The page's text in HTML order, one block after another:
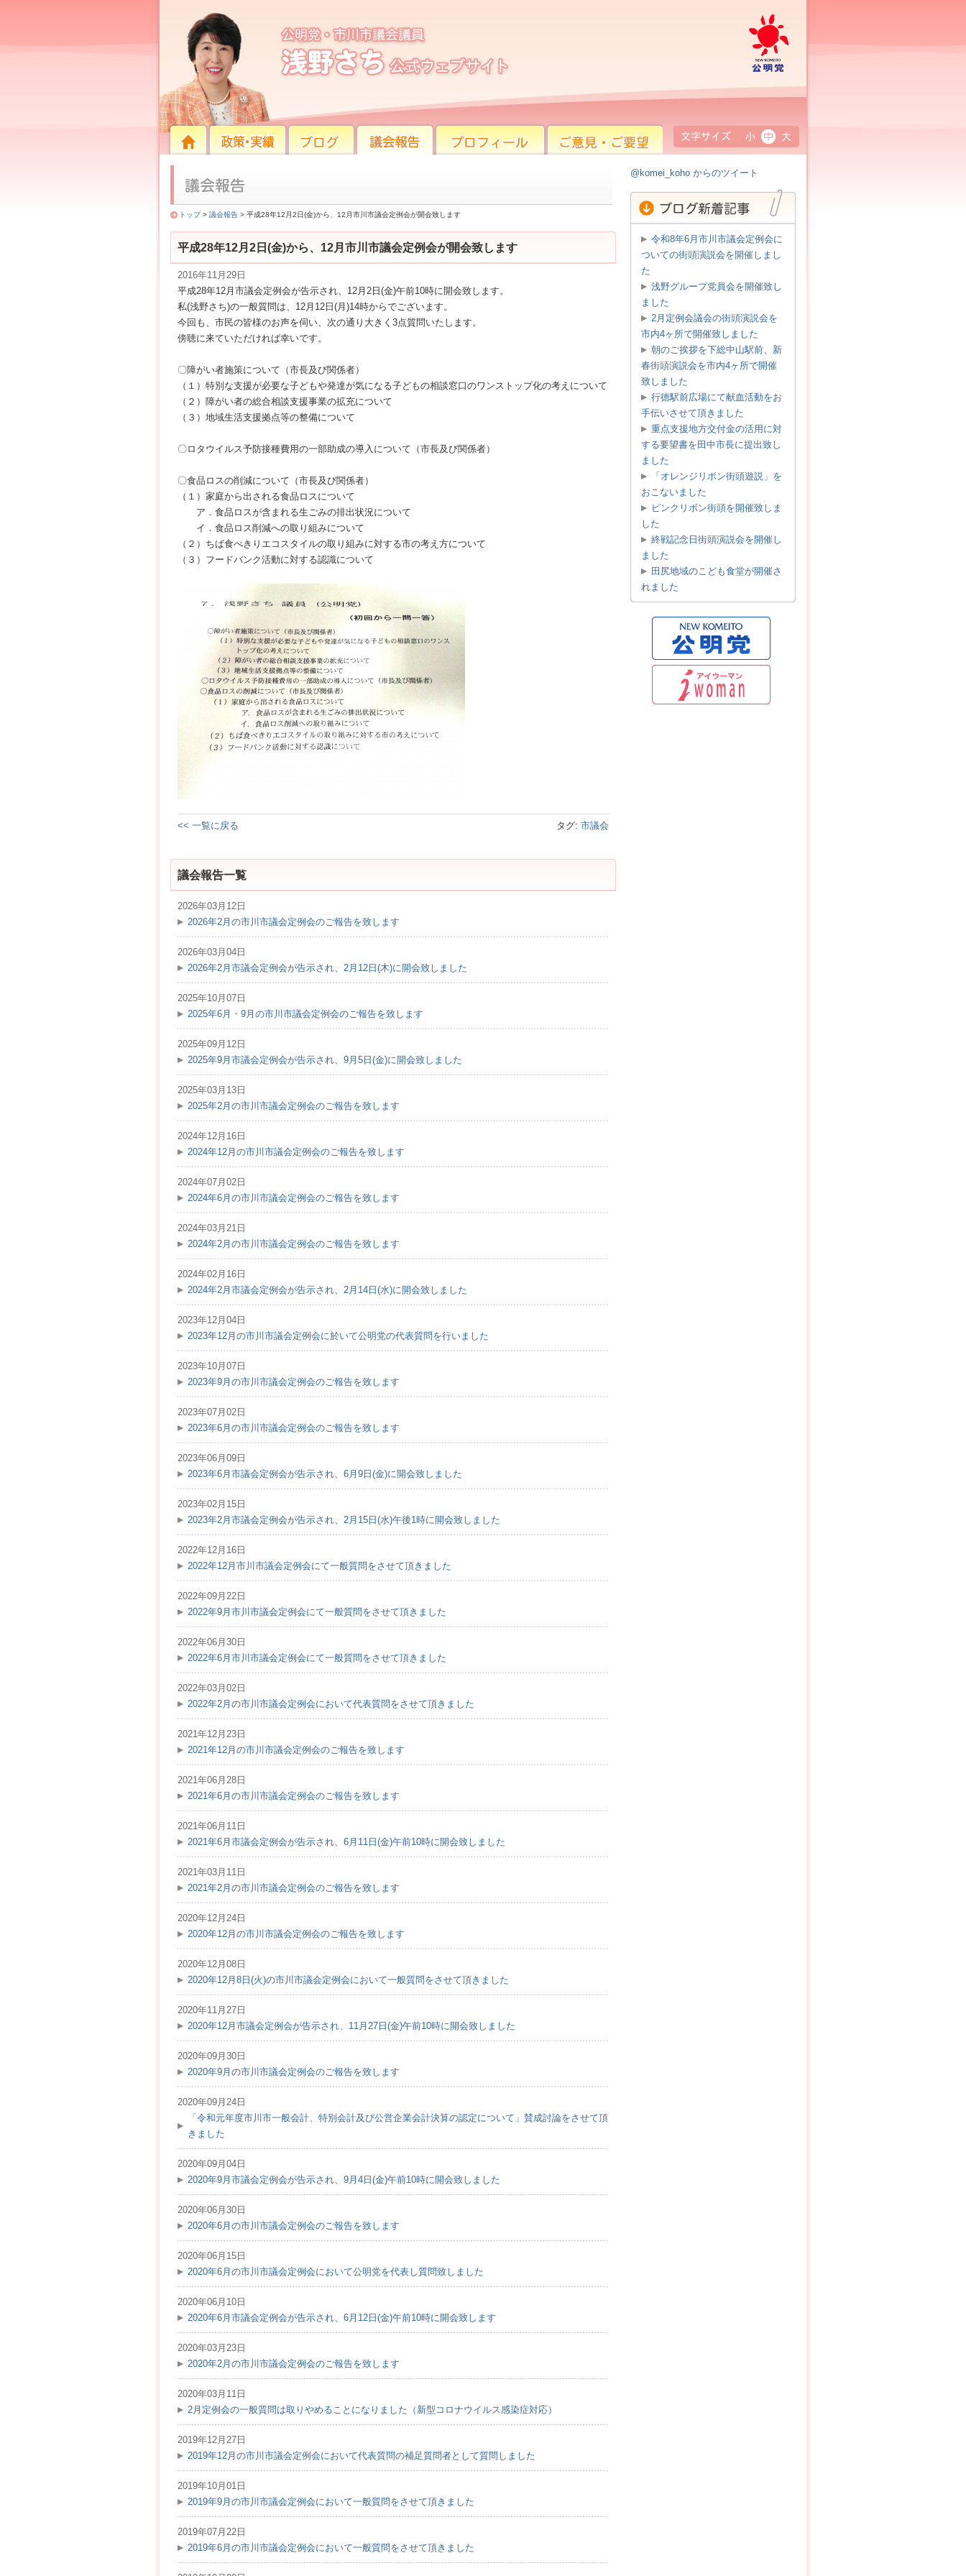
平成28年12月2日(金)から、12月市川市議会定例会が開会致します
トップ> 議会報告 > 平成28年12月2日(金)から、12月市川市議会定例会が開会致します
平成28年12月2日(金)から、12月市川市議会定例会が開会致します
2016年11月29日
平成28年12月市議会定例会が告示され、12月2日(金)午前10時に開会致します。
私(浅野さち)の一般質問は、12月12日(月)14時からでございます。
今回も、市民の皆様のお声を伺い、次の通り大きく3点質問いたします。
傍聴に来ていただければ幸いです。
〇障がい者施策について（市長及び関係者）
（１）特別な支援が必要な子どもや発達が気になる子どもの相談窓口のワンストップ化の考えについて
（２）障がい者の総合相談支援事業の拡充について
（３）地域生活支援拠点等の整備について
〇ロタウイルス予防接種費用の一部助成の導入について（市長及び関係者）
〇食品ロスの削減について（市長及び関係者）
（１）家庭から出される食品ロスについて
ア．食品ロスが含まれる生ごみの排出状況について
イ．食品ロス削減への取り組みについて
（２）ちば食べきりエコスタイルの取り組みに対する市の考え方について
（３）フードバンク活動に対する認識について
<< 一覧に戻る タグ: 市議会
議会報告一覧
2026年03月12日
2026年2月の市川市議会定例会のご報告を致します
2026年03月04日
2026年2月市議会定例会が告示され、2月12日(木)に開会致しました
2025年10月07日
2025年6月・9月の市川市議会定例会のご報告を致します
2025年09月12日
2025年9月市議会定例会が告示され、9月5日(金)に開会致しました
2025年03月13日
2025年2月の市川市議会定例会のご報告を致します
2024年12月16日
2024年12月の市川市議会定例会のご報告を致します
2024年07月02日
2024年6月の市川市議会定例会のご報告を致します
2024年03月21日
2024年2月の市川市議会定例会のご報告を致します
2024年02月16日
2024年2月市議会定例会が告示され、2月14日(水)に開会致しました
2023年12月04日
2023年12月の市川市議会定例会に於いて公明党の代表質問を行いました
2023年10月07日
2023年9月の市川市議会定例会のご報告を致します
2023年07月02日
2023年6月の市川市議会定例会のご報告を致します
2023年06月09日
2023年6月市議会定例会が告示され、6月9日(金)に開会致しました
2023年02月15日
2023年2月市議会定例会が告示され、2月15日(水)午後1時に開会致しました
2022年12月16日
2022年12月市川市議会定例会にて一般質問をさせて頂きました
2022年09月22日
2022年9月市川市議会定例会にて一般質問をさせて頂きました
2022年06月30日
2022年6月市川市議会定例会にて一般質問をさせて頂きました
2022年03月02日
2022年2月の市川市議会定例会において代表質問をさせて頂きました
2021年12月23日
2021年12月の市川市議会定例会のご報告を致します
2021年06月28日
2021年6月の市川市議会定例会のご報告を致します
2021年06月11日
2021年6月市議会定例会が告示され、6月11日(金)午前10時に開会致しました
2021年03月11日
2021年2月の市川市議会定例会のご報告を致します
2020年12月24日
2020年12月の市川市議会定例会のご報告を致します
2020年12月08日
2020年12月8日(火)の市川市議会定例会において一般質問をさせて頂きました
2020年11月27日
2020年12月市議会定例会が告示され、11月27日(金)午前10時に開会致しました
2020年09月30日
2020年9月の市川市議会定例会のご報告を致します
2020年09月24日
「令和元年度市川市一般会計、特別会計及び公営企業会計決算の認定について」賛成討論をさせて頂
きました
2020年09月04日
2020年9月市議会定例会が告示され、9月4日(金)午前10時に開会致しました
2020年06月30日
2020年6月の市川市議会定例会のご報告を致します
2020年06月15日
2020年6月の市川市議会定例会において公明党を代表し質問致しました
2020年06月10日
2020年6月市議会定例会が告示され、6月12日(金)午前10時に開会致します
2020年03月23日
2020年2月の市川市議会定例会のご報告を致します
2020年03月11日
2月定例会の一般質問は取りやめることになりました（新型コロナウイルス感染症対応）
2019年12月27日
2019年12月の市川市議会定例会において代表質問の補足質問者として質問しました
2019年10月01日
2019年9月の市川市議会定例会において一般質問をさせて頂きました
2019年07月22日
2019年6月の市川市議会定例会において一般質問をさせて頂きました
@komei_koho からのツイート
令和8年6月市川市議会定例会に
ついての街頭演説会を開催しまし
た
浅野グループ党員会を開催致し
ました
2月定例会議会の街頭演説会を
市内4ヶ所で開催致しました
朝のご挨拶を下総中山駅前、新
春街頭演説会を市内4ヶ所で開催
致しました
行徳駅前広場にて献血活動をお
手伝いさせて頂きました
重点支援地方交付金の活用に対
する要望書を田中市長に提出致し
ました
「オレンジリボン街頭遊説」を
おこないました
ピンクリボン街頭を開催致しま
した
終戦記念日街頭演説会を開催し
ました
田尻地域のこども食堂が開催さ
れました
HOME 公明党
HOME